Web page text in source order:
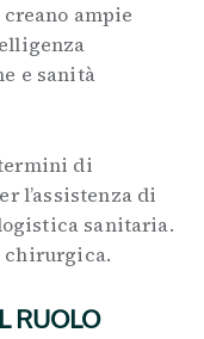
ampie
e sanità
di
l’assistenza di
sanitaria.
chirurgica.
RUOLO